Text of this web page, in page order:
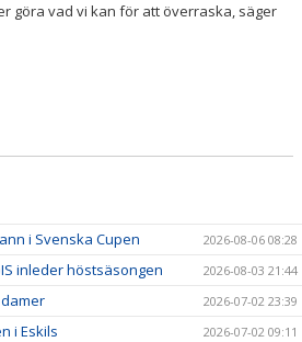
göra vad vi kan för att överraska, säger
i Svenska Cupen 2026-08-06 08:28
inleder höstsäsongen 2026-08-03 21:44
2026-07-02 23:39
i Eskils 2026-07-02 09:11